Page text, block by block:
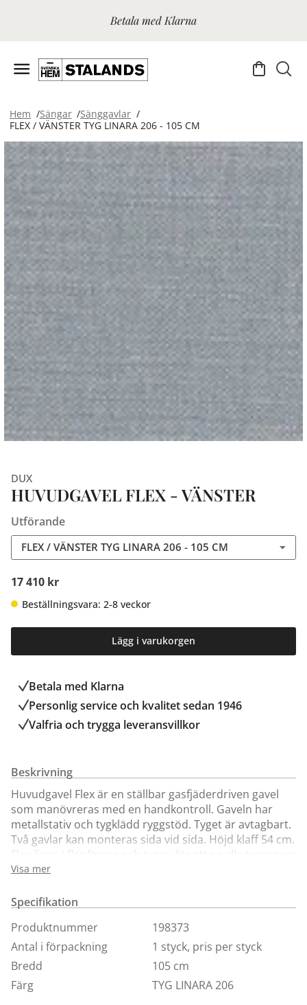
Betala med Klarna
Hem Sängar
Sänggavlar
FLEX / VÄNSTER TYG LINARA 206 - 105 CM
DUX
HUVUDGAVEL FLEX - VÄNSTER
Utförande
FLEX / VÄNSTER TYG LINARA 206 - 105 CM
17 410 kr
Beställningsvara: 2-8 veckor
Lägg i varukorgen
Betala med Klarna
Personlig service och kvalitet sedan 1946
Valfria och trygga leveransvillkor
Beskrivning
Huvudgavel Flex är en ställbar gasfjäderdriven gavel
som manövreras med en handkontroll. Gaveln har
metallstativ och tygklädd ryggstöd. Tyget är avtagbart.
Två gavlar kan monteras sida vid sida. Höjd klaff 54 cm.
Flex finns i fler färger och tyger, för att se alla tygprover
besök våra butiker.
Vid beställning av Flex huvudgavel, ange vilken DUX-
sängmodell som gaveln ska anpassas till i
meddelandefältet (kassan). Tillverkaren anpassar
sänggaveln efter den sängmodell du har valt, så höjd
och infästningar blir rätt. Vid eventuella frågor
kontakta kundtjänst.
Visa mer
Specifikation
Produktnummer
198373
Antal i förpackning
1 styck, pris per styck
Bredd
105 cm
Färg
TYG LINARA 206